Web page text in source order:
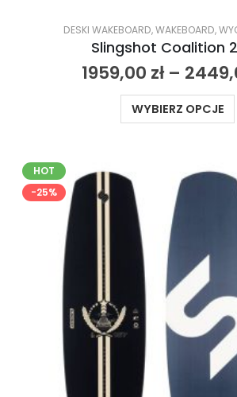
DESKI WAKEBOARD,WAKEBOARD,
Slingshot Coalition
1959,00 zł –
WYBIERZ OPCJE
HOT
-25%